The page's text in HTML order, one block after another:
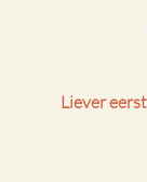
Liever